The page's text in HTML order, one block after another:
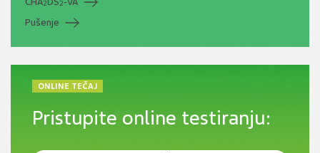
2 2
Pušenje
ONLINE TEČAJ
Pristupite online testiranju: